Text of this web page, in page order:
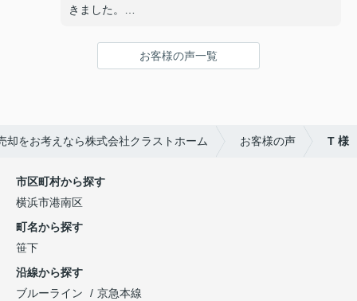
きました。
すぐに懐き内覧や手続きも安心して行えました。
次ももし機会あれば是非お願いしたいと思える所で
お客様の声一覧
却をお考えなら株式会社クラストホーム お客様の声 T 様
市区町村から探す
横浜市港南区
町名から探す
笹下
沿線から探す
ブルーライン
京急本線